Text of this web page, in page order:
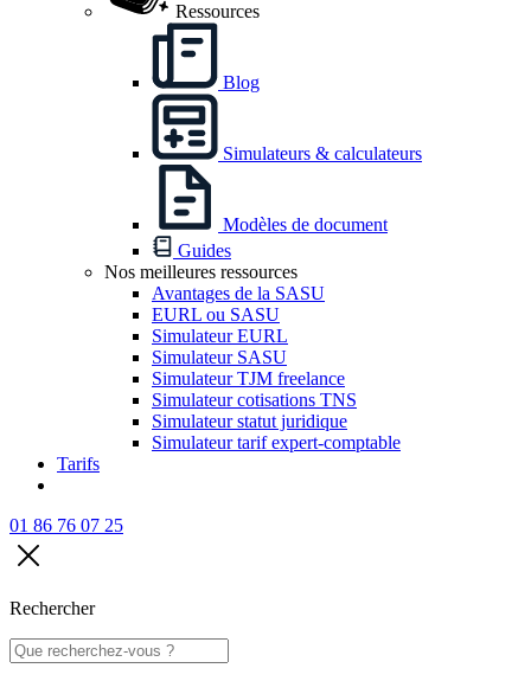
Ressources
Blog
Simulateurs & calculateurs
Modèles de document
Guides
Nos meilleures ressources
Avantages de la SASU
EURL ou SASU
Simulateur EURL
Simulateur SASU
Simulateur TJM freelance
Simulateur cotisations TNS
Simulateur statut juridique
Simulateur tarif expert-comptable
Tarifs
01 86 76 07 25
Rechercher